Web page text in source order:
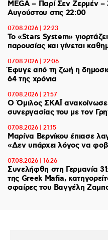
MEGA – Παρί Σεν Ζερμέν –
Αυγούστου στις 22:00
07.08.2026 | 22:23
Το «Stars System»
παρουσίας και γίνεται
07.08.2026 | 22:06
Έφυγε από τη ζωή η
64 της χρόνια
07.08.2026 | 21:57
Ο Όμιλος ΣΚΑΪ
συνεργασίας του με τον
07.08.2026 | 21:15
Μαρίνα Βερνίκου έπιασε
«Δεν υπάρχει λόγος να
07.08.2026 | 16:26
Συνελήφθη στη Γερμανία
της Greek Mafia,
σφαίρες του Βαγγέλη